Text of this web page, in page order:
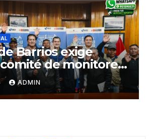
Barrios exige
de monitoreo
por presuntos
de interés y
ADMIN